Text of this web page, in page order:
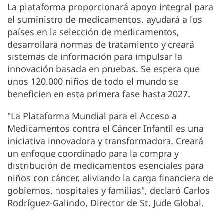
La plataforma proporcionará apoyo integral para
el suministro de medicamentos, ayudará a los
países en la selección de medicamentos,
desarrollará normas de tratamiento y creará
sistemas de información para impulsar la
innovación basada en pruebas. Se espera que
unos 120.000 niños de todo el mundo se
beneficien en esta primera fase hasta 2027.
"La Plataforma Mundial para el Acceso a
Medicamentos contra el Cáncer Infantil es una
iniciativa innovadora y transformadora. Creará
un enfoque coordinado para la compra y
distribución de medicamentos esenciales para
niños con cáncer, aliviando la carga financiera de
gobiernos, hospitales y familias", declaró Carlos
Rodríguez-Galindo, Director de St. Jude Global.